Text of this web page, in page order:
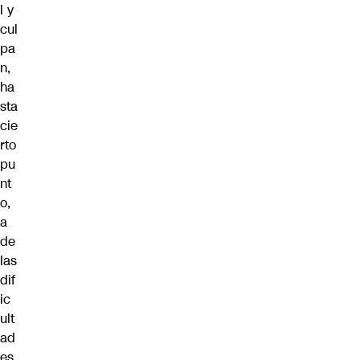
l y
cul
pa
n,
ha
sta
cie
rto
pu
nt
o,
a
de
las
dif
ic
ult
ad